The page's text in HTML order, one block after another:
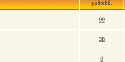
გამოხმ.
99
38
0